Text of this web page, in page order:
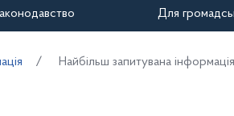
Для
Найбільш запитувана інформація